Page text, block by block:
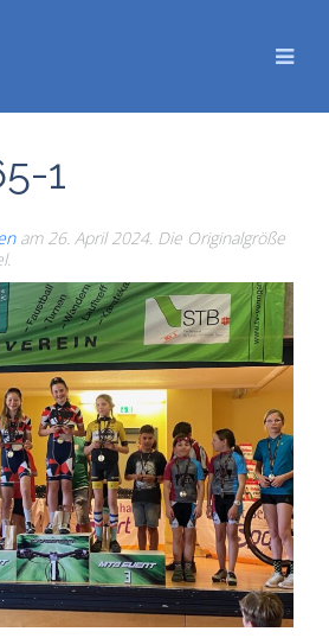
1
am 26. April 2024. Die Originalgröße